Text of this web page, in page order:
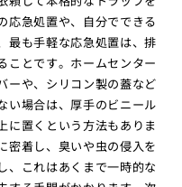
応急処置や、自分でできる
最も手軽な応急処置は、排
ことです。ホームセンター
ーや、シリコン製の蓋など
い場合は、厚手のビニール
に置くという方法もありま
密着し、臭いや虫の侵入を
、これはあくまで一時的な